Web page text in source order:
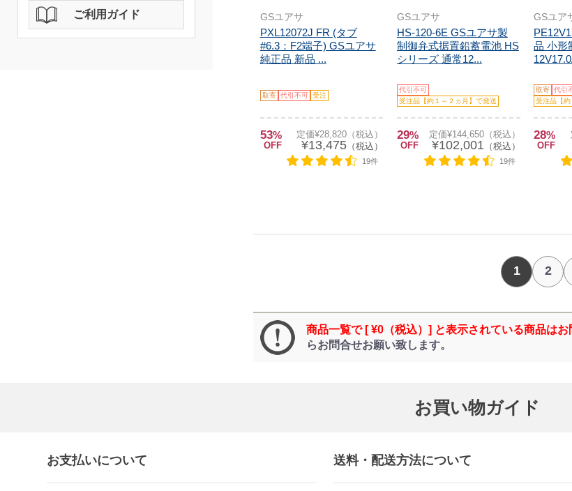
ご利用ガイド GSユアサ
PXL12072J FR (タブ
#6.3：F2端子) GSユアサ
純正品 新品 ...
取寄 代引不可 受注
53%
OFF
定価¥28,820（税込）
¥13,475 （税込）
19件
GSユアサ
HS-120-6E GSユアサ製
制御弁式据置鉛蓄電池 HS
シリーズ 通常12...
代引不可
受注品【約１～２ヵ月】で発送
29%
OFF
定価¥144,650（税込）
¥102,001 （税込）
19件
GSユア
品 小形
取寄 代引
受注品【
28%
OFF
1 2
商品一覧で [ ¥0（税込）] と表示されている商品はお
らお問合せお願い致します。
お買い物ガイド
お支払いについて 送料・配送方法について​